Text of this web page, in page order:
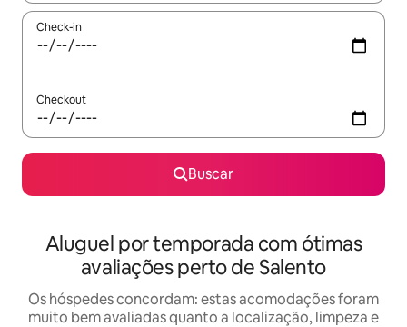
Check-in
Checkout
Buscar
Aluguel por temporada com ótimas
avaliações perto de Salento
Os hóspedes concordam: estas acomodações foram
muito bem avaliadas quanto a localização, limpeza e